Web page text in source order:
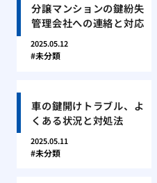
分譲マンションの鍵紛失
管理会社への連絡と対応
2025.05.12
未分類
車の鍵開けトラブル、よ
くある状況と対処法
2025.05.11
未分類